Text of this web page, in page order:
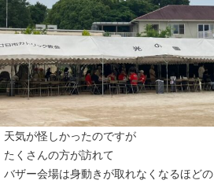
天気が怪しかったのですが
たくさんの方が訪れて
バザー会場は身動きが取れなくなるほどの